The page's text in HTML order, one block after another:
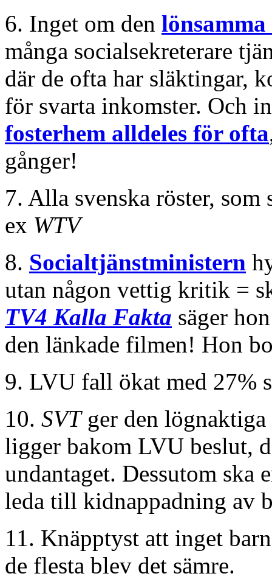
6. Inget om den
många socialsekreterare
där de ofta har släktingar,
för svarta inkomster. Och
fosterhem alldeles för ofta
gånger!
7. Alla svenska röster, som
ex WTV
8. Socialtjänstministern
utan någon vettig kritik =
TV4 Kalla Fakta säger
den länkade filmen! Hon
9. LVU fall ökat med 27%
10. SVTger den lögnaktiga
ligger bakom LVU beslut,
undantaget. Dessutom ska
leda till kidnappadning av
11. Knäpptyst att inget
de flesta blev det sämre.